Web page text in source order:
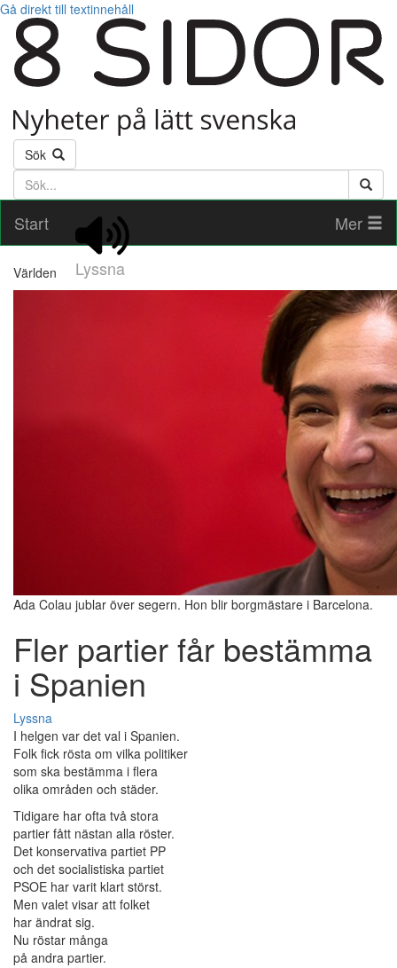
Gå direkt till textinnehåll
Sök
Söktext
Start
Lyssna
Mer
Världen
Ada Colau jublar över segern. Hon blir borgmästare i Barcelona.
Fler partier får bestämma
i Spanien
Lyssna
I helgen var det val i Spanien.
Folk fick rösta om vilka politiker
som ska bestämma i flera
olika områden och städer.
Tidigare har ofta två stora
partier fått nästan alla röster.
Det konservativa partiet PP
och det socialistiska partiet
PSOE har varit klart störst.
Men valet visar att folket
har ändrat sig.
Nu röstar många
på andra partier.